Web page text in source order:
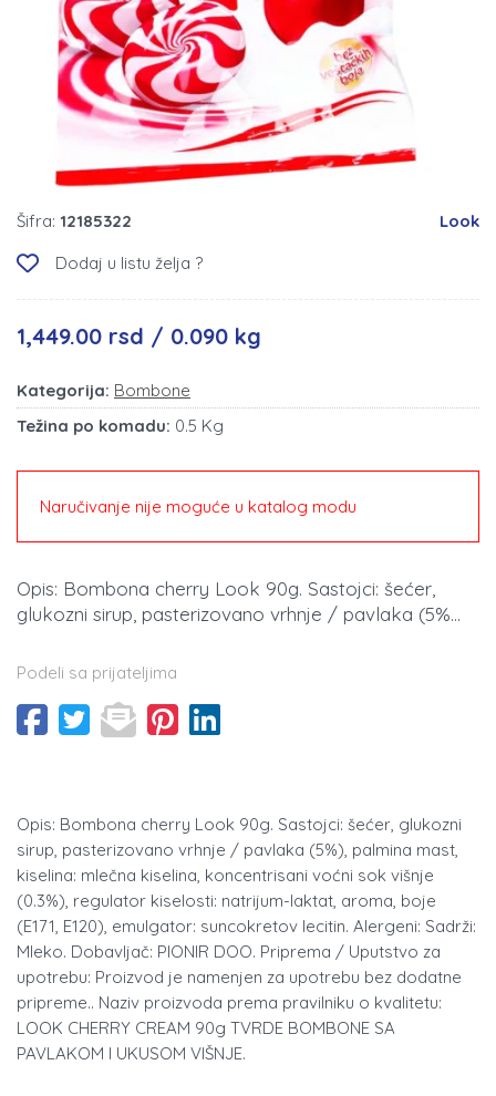
Šifra: 12185322
Dodaj u listu želja ?
Look
1,449.00 rsd / 0.090 kg
Kategorija: Bombone
Težina po komadu: 0.5 Kg
Naručivanje nije moguće u katalog modu
Opis: Bombona cherry Look 90g. Sastojci: šećer,
glukozni sirup, pasterizovano vrhnje / pavlaka (5%...
Podeli sa prijateljima
Opis: Bombona cherry Look 90g. Sastojci: šećer, glukozni
sirup, pasterizovano vrhnje / pavlaka (5%), palmina mast,
kiselina: mlečna kiselina, koncentrisani voćni sok višnje
(0.3%), regulator kiselosti: natrijum-laktat, aroma, boje
(E171, E120), emulgator: suncokretov lecitin. Alergeni: Sadrži:
Mleko. Dobavljač: PIONIR DOO. Priprema / Uputstvo za
upotrebu: Proizvod je namenjen za upotrebu bez dodatne
pripreme.. Naziv proizvoda prema pravilniku o kvalitetu:
LOOK CHERRY CREAM 90g TVRDE BOMBONE SA
PAVLAKOM I UKUSOM VIŠNJE.